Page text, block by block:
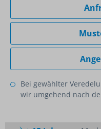
Bei gewählter
wir umgehend nach